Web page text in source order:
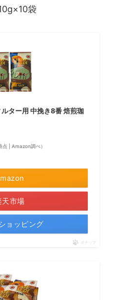
袋
ター用 中挽き8番 焙煎珈
| Amazon調べ）
天市場
ョッピング
ポチップ